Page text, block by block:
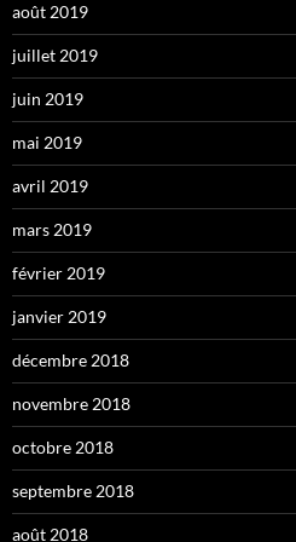
août 2019
juillet 2019
juin 2019
mai 2019
avril 2019
mars 2019
février 2019
janvier 2019
décembre 2018
novembre 2018
octobre 2018
septembre 2018
août 2018